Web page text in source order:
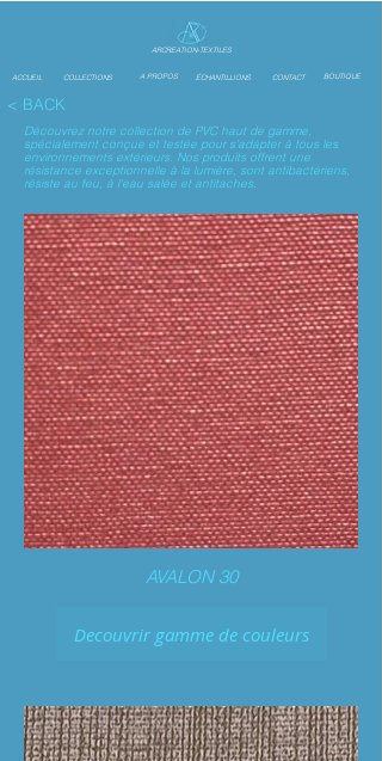
ARCREATION-TEXTILES
ACCUEIL COLLECTIONS A PROPOS ÉCHANTILLIONS CONTACT BOUTIQUE
< BACK
Découvrez notre collection de PVC haut de gamme,
spécialement conçue et testée pour s'adapter à tous les
environnements extérieurs. Nos produits offrent une
résistance exceptionnelle à la lumière, sont antibactériens,
résiste au feu, à l'eau salée et antitaches.
AVALON 30
Decouvrir gamme de couleurs